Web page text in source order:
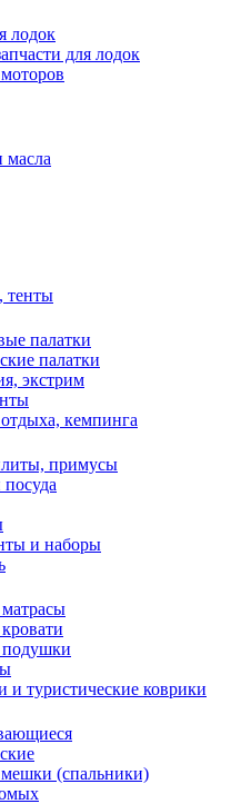
лодок
для лодок
масла
тенты
палатки
палатки
экстрим
кемпинга
примусы
и наборы
туристические коврики
(спальники)